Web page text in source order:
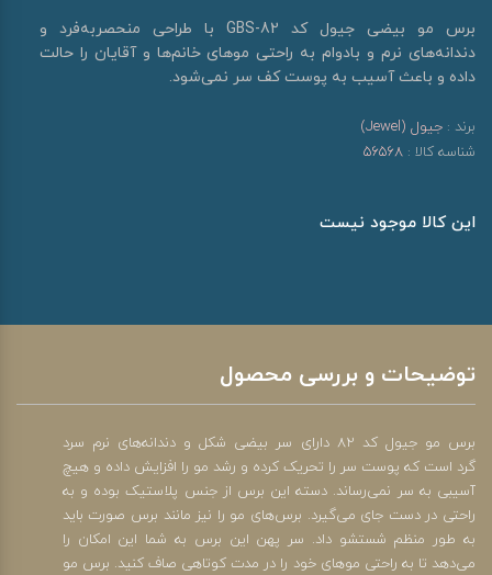
برس مو بیضی جیول کد GBS-82 با طراحی منحصربه‌فرد و
دندانه‌های نرم و بادوام به راحتی موهای خانم‌ها و آقایان را حالت
داده و باعث آسیب به پوست کف سر نمی‌شود.
برند : جیول (Jewel)
شناسه کالا : 56568
این کالا موجود نیست
توضیحات و بررسی محصول
برس مو جیول کد 82 دارای سر بیضی شکل و دندانه‌های نرم سرد
گرد است که پوست سر را تحریک کرده و رشد مو را افزایش داده و هیچ
آسیبی به سر نمی‌رساند. دسته این برس از جنس پلاستیک بوده و به
راحتی در دست جای می‌گیرد. برس‌های مو را نیز مانند برس صورت باید
به طور منظم شستشو داد. سر پهن این برس به شما این امکان را
می‌دهد تا به راحتی موهای خود را در مدت کوتاهی صاف کنید. برس مو